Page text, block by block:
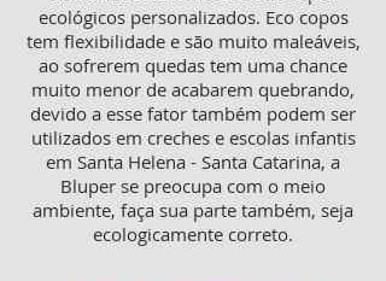
ecológicos personalizados. Eco copos
tem flexibilidade e são muito maleáveis,
ao sofrerem quedas tem uma chance
muito menor de acabarem quebrando,
devido a esse fator também podem ser
utilizados em creches e escolas infantis
em Santa Helena - Santa Catarina, a
Bluper se preocupa com o meio
ambiente, faça sua parte também, seja
ecologicamente correto.